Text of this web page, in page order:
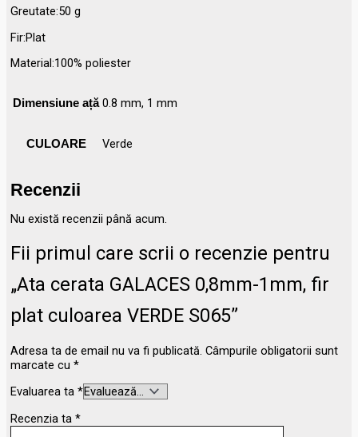
Greutate:50 g
Fir:Plat
Material:100% poliester
Dimensiune ață 0.8 mm, 1 mm
CULOARE Verde
Recenzii
Nu există recenzii până acum.
Fii primul care scrii o recenzie pentru
„Ata cerata GALACES 0,8mm-1mm, fir
plat culoarea VERDE S065”
Adresa ta de email nu va fi publicată. Câmpurile obligatorii sunt
marcate cu *
Evaluarea ta *
Recenzia ta *